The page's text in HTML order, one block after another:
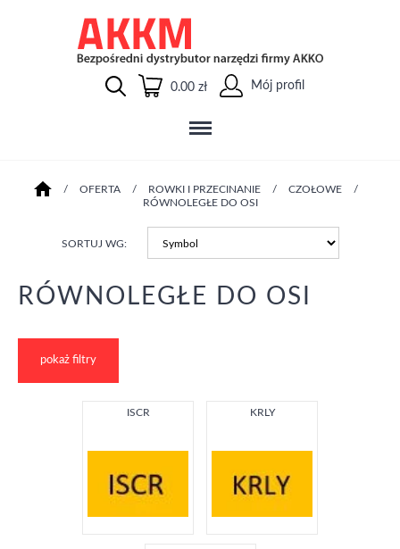
0.00 zł Mój profil
/ OFERTA / ROWKI I PRZECINANIE / CZOŁOWE
/
RÓWNOLEGŁE DO OSI
SORTUJ WG:
RÓWNOLEGŁE DO OSI
pokaż filtry
ISCR KRLY